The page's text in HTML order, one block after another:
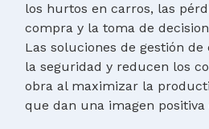
los hurtos en carros, las
compra y la toma de
Las soluciones de gestión
la seguridad y reducen los
obra al maximizar la
que dan una imagen positiva